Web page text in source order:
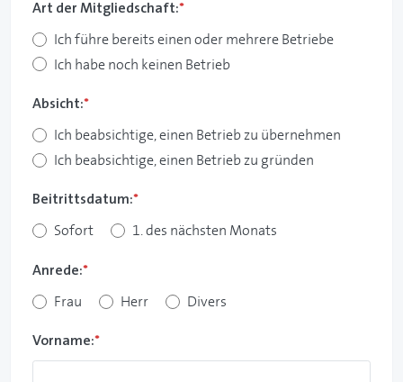
Art der Mitgliedschaft:*
Ich führe bereits einen oder mehrere Betriebe
Ich habe noch keinen Betrieb
Absicht:*
Ich beabsichtige, einen Betrieb zu übernehmen
Ich beabsichtige, einen Betrieb zu gründen
Beitrittsdatum:*
Sofort 1. des nächsten Monats
Anrede:*
Frau Herr Divers
Vorname:*